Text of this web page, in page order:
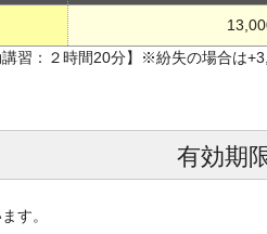
習：２時間20分】※紛失の場合は
有効期
す。